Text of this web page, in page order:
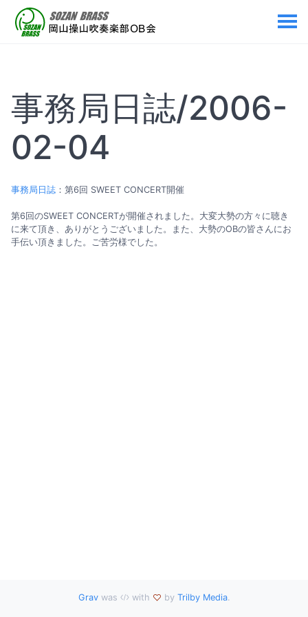
事務局日誌/2006-
02-04
事務局日誌 ：第6回 SWEET CONCERT開催
第6回のSWEET CONCERTが開催されました。大変大勢の方々に聴き
に来て頂き、ありがとうございました。また、大勢のOBの皆さんにお
手伝い頂きました。ご苦労様でした。
Gravwas with by Trilby Media.